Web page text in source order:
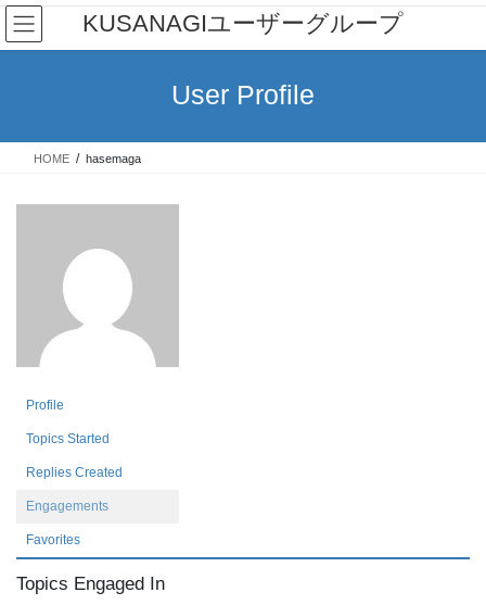
Skip
the
Skip
the
KUSANAGIユーザーグループ
User Profile
HOME hasemaga
Profile
Topics Started
Replies Created
Engagements
Favorites
Topics Engaged In